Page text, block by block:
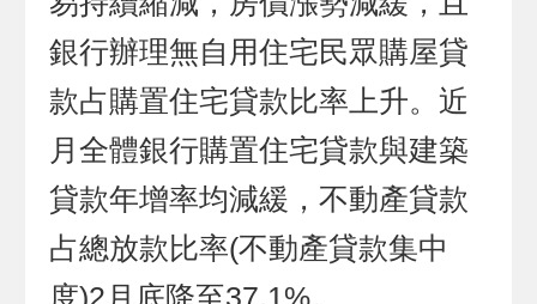
銀行辦理無自用住宅民眾購屋貸
款占購置住宅貸款比率上升。近
月全體銀行購置住宅貸款與建築
貸款年增率均減緩，不動產貸款
占總放款比率(不動產貸款集中
度)2月底降至37.1%。